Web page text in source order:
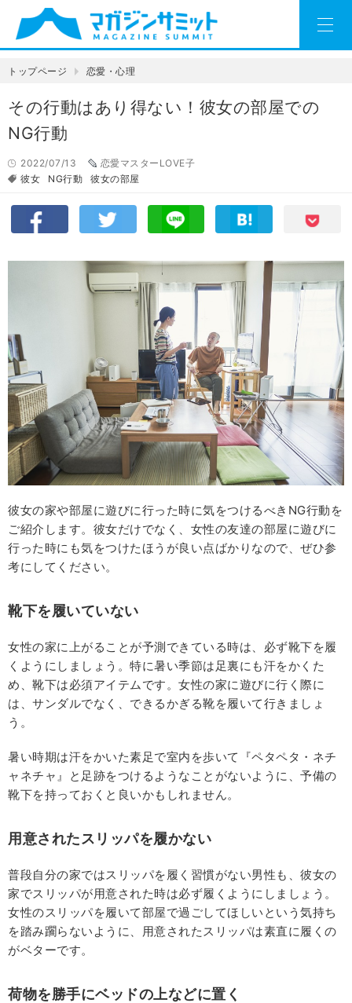
トップページ 恋愛・心理
その行動はあり得ない！彼女の部屋での
NG行動
2022/07/13
恋愛マスターLOVE子
彼女
NG行動 彼女の部屋
彼女の家や部屋に遊びに行った時に気をつけるべきNG行動を
ご紹介します。彼女だけでなく、女性の友達の部屋に遊びに
行った時にも気をつけたほうが良い点ばかりなので、ぜひ参
考にしてください。
靴下を履いていない
女性の家に上がることが予測できている時は、必ず靴下を履
くようにしましょう。特に暑い季節は足裏にも汗をかくた
め、靴下は必須アイテムです。女性の家に遊びに行く際に
は、サンダルでなく、できるかぎる靴を履いて行きましょ
う。
暑い時期は汗をかいた素足で室内を歩いて『ペタペタ・ネチ
ャネチャ』と足跡をつけるようなことがないように、予備の
靴下を持っておくと良いかもしれません。
用意されたスリッパを履かない
普段自分の家ではスリッパを履く習慣がない男性も、彼女の
家でスリッパが用意された時は必ず履くようにしましょう。
女性のスリッパを履いて部屋で過ごしてほしいという気持ち
を踏み躙らないように、用意されたスリッパは素直に履くの
がベターです。
荷物を勝手にベッドの上などに置く